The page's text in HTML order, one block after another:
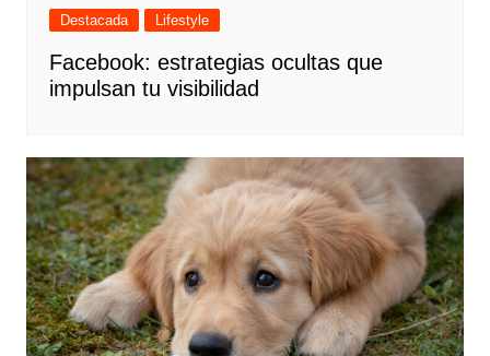
Destacada Lifestyle
Facebook: estrategias ocultas que
impulsan tu visibilidad